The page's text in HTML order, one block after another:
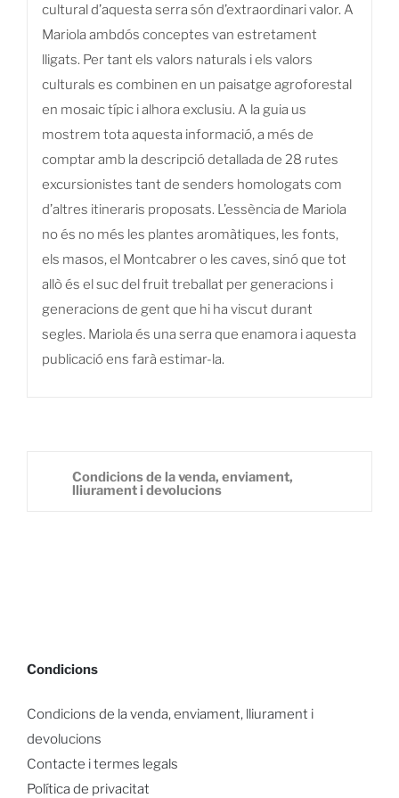
cultural d’aquesta serra són d’extraordinari valor. A
Mariola ambdós conceptes van estretament
lligats. Per tant els valors naturals i els valors
culturals es combinen en un paisatge agroforestal
en mosaic típic i alhora exclusiu. A la guia us
mostrem tota aquesta informació, a més de
comptar amb la descripció detallada de 28 rutes
excursionistes tant de senders homologats com
d’altres itineraris proposats. L’essència de Mariola
no és no més les plantes aromàtiques, les fonts,
els masos, el Montcabrer o les caves, sinó que tot
allò és el suc del fruit treballat per generacions i
generacions de gent que hi ha viscut durant
segles. Mariola és una serra que enamora i aquesta
publicació ens farà estimar-la.
Condicions de la venda, enviament,
lliurament i devolucions
Condicions
Condicions de la venda, enviament, lliurament i
devolucions
Contacte i termes legals
Política de privacitat